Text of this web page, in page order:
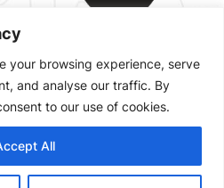
your browsing experience, serve
and analyse our traffic. By
to our use of cookies.
All
, ochWordPress